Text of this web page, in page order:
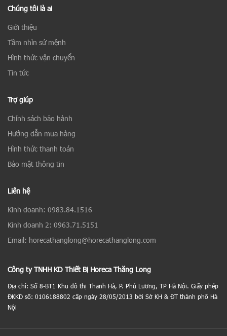
Chúng tôi là ai
Giới thiệu
Tầm nhìn sứ mệnh
Hình thức vận chuyển
Tin tức
Trợ giúp
Chính sách bảo hành
Hướng dẫn mua hàng
Hình thức thanh toán
Bảo mật thông tin
Liên hệ
Kinh doanh: 0983.84.1516
Kinh doanh 2: 0963.71.5151
Email: horecathanglong@horecathanglong.com
Công ty TNHH KD Thiết Bị Horeca Thăng Long
Địa chỉ: Số 8-BT1 Khu đô thị Thanh Hà, P. Phú Lương, TP Hà Nội. Giấy phép
ĐKKD số: 0106188802 cấp ngày 28/05/2013 bởi Sở KH & ĐT thành phố Hà
Nội